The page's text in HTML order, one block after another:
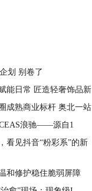
划 别卷了
能日常 匠造轻奢饰品新
成熟商业标杆 奥北一站
浪驰——源自1
看见抖音“粉彩系”的新
和修护稳住脆弱屏障